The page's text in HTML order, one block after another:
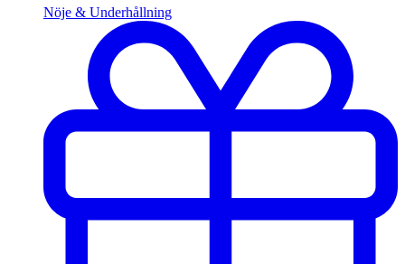
Nöje & Underhållning